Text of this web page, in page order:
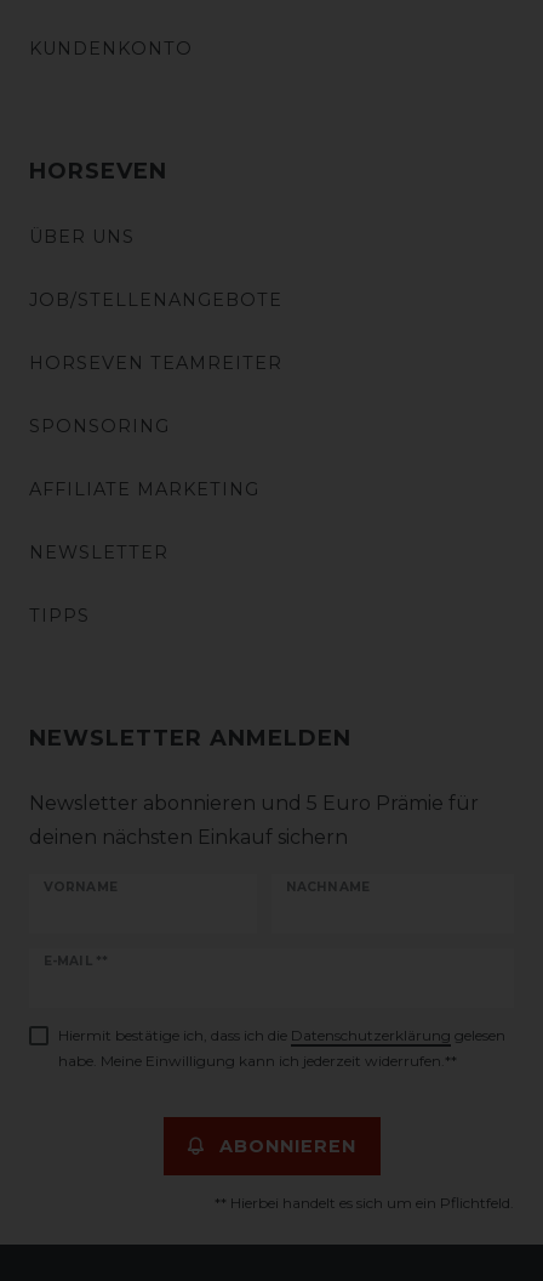
KUNDENKONTO
HORSEVEN
ÜBER UNS
JOB/STELLENANGEBOTE
HORSEVEN TEAMREITER
SPONSORING
AFFILIATE MARKETING
NEWSLETTER
TIPPS
NEWSLETTER ANMELDEN
Newsletter abonnieren und 5 Euro Prämie für
deinen nächsten Einkauf sichern
VORNAME NACHNAME
E-MAIL **
Newsletter
Hiermit bestätige ich, dass ich die Daten­schutz­erklärung gelesen
habe. Meine Einwilligung kann ich jederzeit widerrufen.**
ABONNIEREN
** Hierbei handelt es sich um ein Pflichtfeld.